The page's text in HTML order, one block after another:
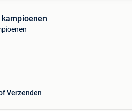
Verzenden